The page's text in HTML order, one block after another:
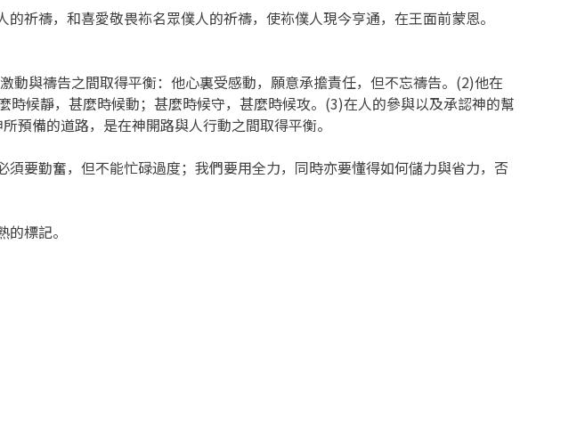
祈禱，和喜愛敬畏袮名眾僕人的祈禱，使袮僕人現今亨通，在王面前蒙恩。
與禱告之間取得平衡：他心裏受感動，願意承擔責任，但不忘禱告。(2)他在
候靜，甚麼時候動；甚麼時候守，甚麼時候攻。(3)在人的參與以及承認神的幫
預備的道路，是在神開路與人行動之間取得平衡。
要勤奮，但不能忙碌過度；我們要用全力，同時亦要懂得如何儲力與省力，否
標記。